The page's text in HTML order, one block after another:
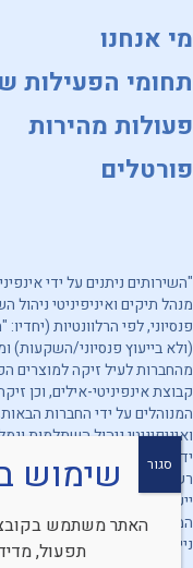
מי אנחנו
תחומי הפעילות
פעולות מהירות
פורטלים
"השירותים ניתנים על ידי
מנהל תיקים ואיניפיניטי
פנסיוני, לפי הרלוונטיות
(ולא בייעוץ פנסיוני/השקעות)
מהחברות לעיל זיקה למוצרים
קבוצת אינפיניטי-אילים, וכן
המנוהלים על ידי החברות
ואיניפיניטי ניהול השתלמות
ידי אינפיניטי ניהול תיקי
רשאיות להעדיף מוצרים ו/או
ייעוץ/שיווק השקעות ו/או
המתחשב בנתונים ובצרכים
ניירות ערך. אין לראות באמור
שימוש
תפעול,
סגור